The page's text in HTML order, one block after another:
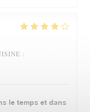
:
le temps et dans